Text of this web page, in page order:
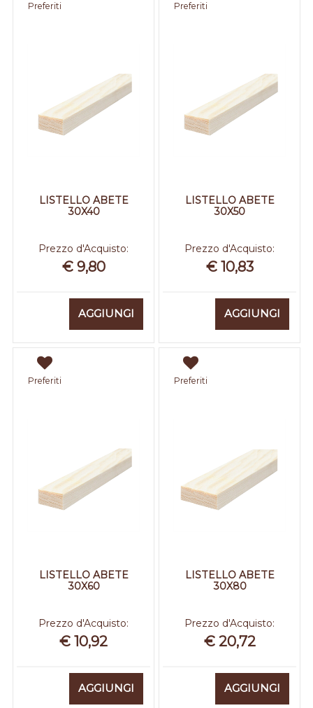
Preferiti
LISTELLO ABETE
30X40
Prezzo d'Acquisto:
€ 9,80
AGGIUNGI
Preferiti
LISTELLO ABETE
30X50
Prezzo d'Acquisto:
€ 10,83
AGGIUNGI
Preferiti
LISTELLO ABETE
30X60
Prezzo d'Acquisto:
€ 10,92
AGGIUNGI
Preferiti
LISTELLO ABETE
30X80
Prezzo d'Acquisto:
€ 20,72
AGGIUNGI